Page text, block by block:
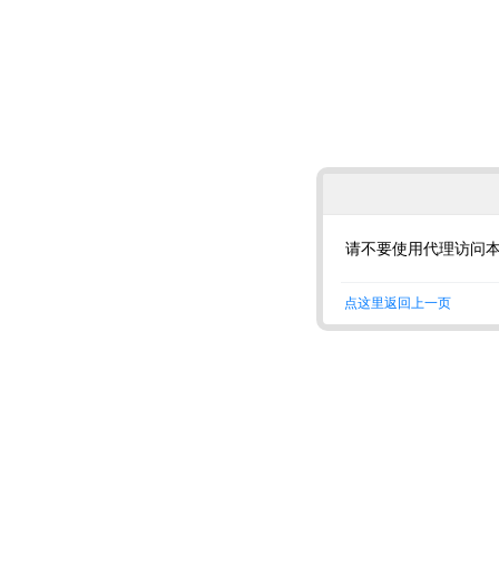
请不要使用代理访问
点这里返回上一页